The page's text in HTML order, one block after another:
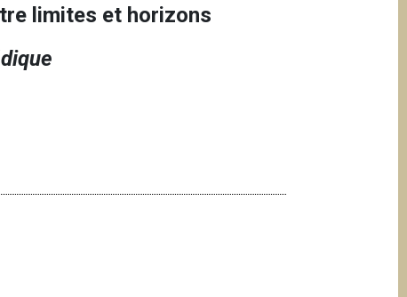
limites et horizons